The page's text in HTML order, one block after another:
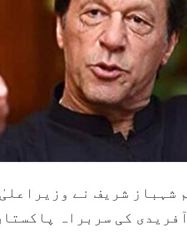
شہباز شریف نے وزیراعلیٰ
کی سربراہ